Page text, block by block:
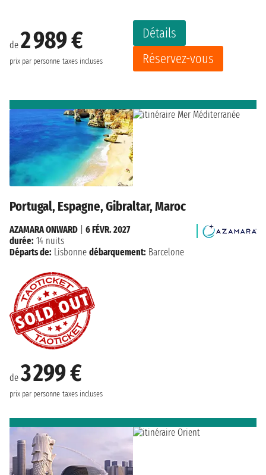
de 2 989 €
prix par personne taxes incluses
Détails
Réservez-vous
Portugal, Espagne, Gibraltar, Maroc
de3 299 €
prix par personne taxes incluses
AZAMARA ONWARD
6 FÉVR. 2027
durée: 14 nuits
Départs de: Lisbonne débarquement: Barcelone